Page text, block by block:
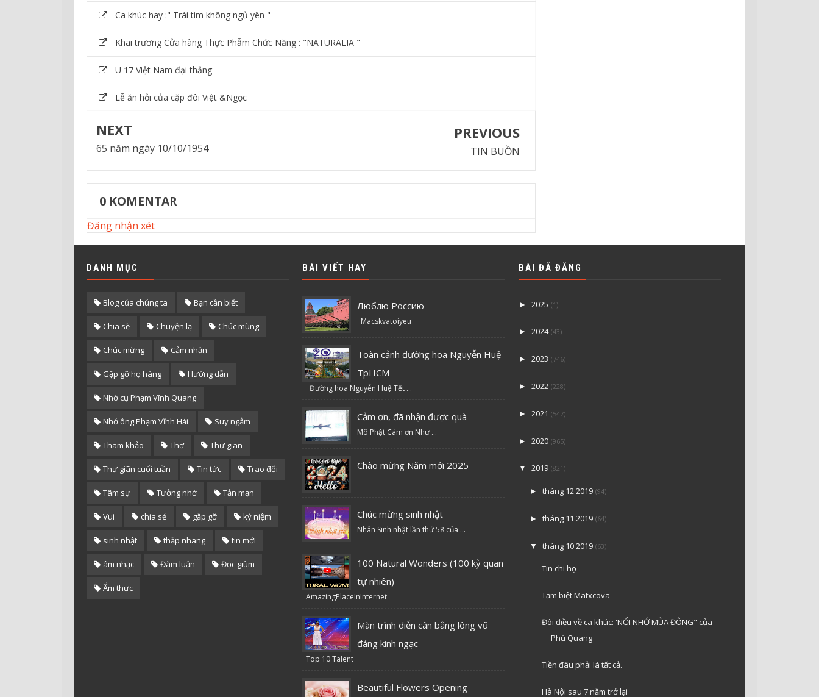
Ca khúc hay :" Trái tim không ngủ yên "
Khai trương Cửa hàng Thực Phẫm Chức Năng : "NATURALIA "
U 17 Việt Nam đại thắng
Lễ ăn hỏi của cặp đôi Việt &Ngọc
NEXT
65 năm ngày 10/10/1954
PREVIOUS
TIN BUỒN
0 KOMENTAR
Đăng nhận xét
DANH MỤC
Blog của chúng ta Bạn cần biết
Chia sẽ Chuyện lạ Chúc mùng
Chúc mừng Cảm nhận
Gặp gỡ họ hàng Hướng dẫn
Nhớ cụ Phạm Vĩnh Quang
Nhớ ông Phạm Vĩnh Hải Suy ngẫm
Tham khảo Thơ Thư giãn
Thư giãn cuối tuần Tin tức Trao đổi
Tâm sự Tưởng nhớ Tản mạn
Vui chia sẻ gặp gỡ kỷ niệm
sinh nhật thắp nhang tin mới
âm nhạc Đàm luận Đọc giùm
Ẩm thực
BÀI VIẾT HAY
Люблю Россию
Macskvatoiyeu
Toàn cảnh đường hoa Nguyễn Huệ
TpHCM
Đường hoa Nguyễn Huệ Tết ...
Cảm ơn, đã nhận được quà
Mô Phật Cám ơn Như ...
Chào mừng Năm mới 2025
Chúc mừng sinh nhật
Nhân Sinh nhật lần thứ 58 của ...
100 Natural Wonders (100 kỳ quan
tự nhiên)
AmazingPlaceInInternet
Màn trình diễn cân bằng lông vũ
đáng kinh ngạc
Top 10 Talent
Beautiful Flowers Opening
BÀI ĐÃ ĐĂNG
► 2025 (1)
► 2024 (43)
► 2023 (746)
► 2022 (228)
► 2021 (547)
► 2020 (965)
▼ 2019 (821)
► tháng 12 2019 (94)
► tháng 11 2019 (64)
▼ tháng 10 2019 (63)
Tin chi họ
Tạm biệt Matxcova
Đôi điều về ca khúc: 'NỔI NHỚ MÙA ĐÔNG" của
Phú Quang
Tiền đâu phải là tất cả.
Hà Nội sau 7 năm trở lại